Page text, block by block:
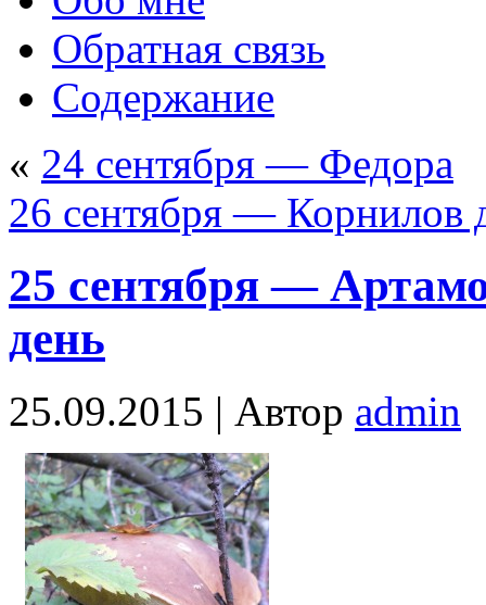
Обратная связь
Содержание
« 24 сентября — Федора
26 сентября — Корнилов
25 сентября —
день
25.09.2015 | Автор admin